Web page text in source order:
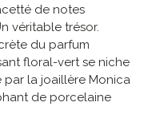
de notes
véritable trésor.
du parfum
floral-vert se niche
la joaillère Monica
de porcelaine